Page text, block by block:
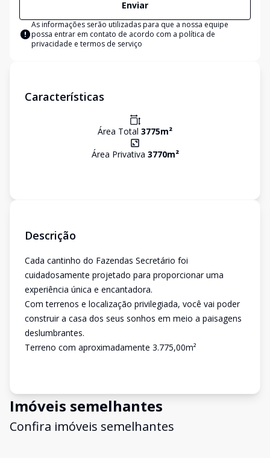
Enviar
As informações serão utilizadas para que a nossa equipe
possa entrar em contato de acordo com a política de
privacidade e termos de serviço
Características
Área Total 3775m²
Área Privativa 3770m²
Descrição
Cada cantinho do Fazendas Secretário foi
cuidadosamente projetado para proporcionar uma
experiência única e encantadora.
Com terrenos e localização privilegiada, você vai poder
construir a casa dos seus sonhos em meio a paisagens
deslumbrantes.
Terreno com aproximadamente 3.775,00m²
Imóveis semelhantes
Confira imóveis semelhantes